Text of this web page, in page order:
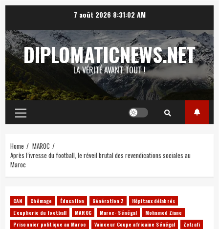
content
7 août 2026 8:31:03 AM
DIPLOMATICNEWS.NET
LA VÉRITÉ AVANT TOUT !
Primary
Menu
Home
MAROC
Après l’ivresse du football, le réveil brutal des revendications sociales au
Maroc
CAN Chômage Éducation Génération Z
Hôpitaux délabrés
L'euphorie du football
MAROC Maroc- Sénégal
Mohamed Ziane
Prisonnier politique au Maroc
Vainceur Coupe africaine Sénégal Zefzafi